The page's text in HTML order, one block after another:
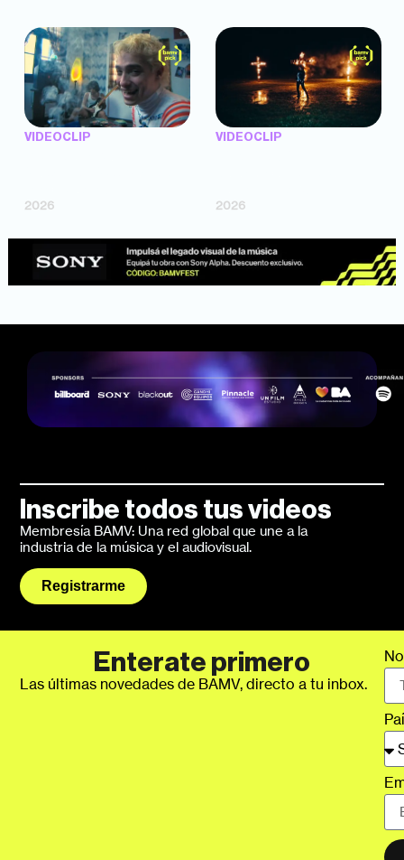
VIDEOCLIP
2026
VIDEOCLIP
2026
Inscribe todos tus videos
Membresía BAMV: Una red global que une a la
industria de la música y el audiovisual.
Registrarme
Enterate primero
Las últimas novedades de BAMV, directo a tu inbox.